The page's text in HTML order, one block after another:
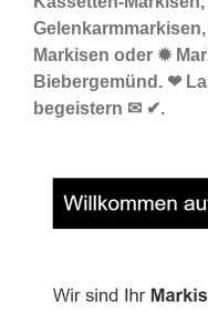
Markisen oder ✹
Biebergemünd. ❤
begeistern ✉ ✔.